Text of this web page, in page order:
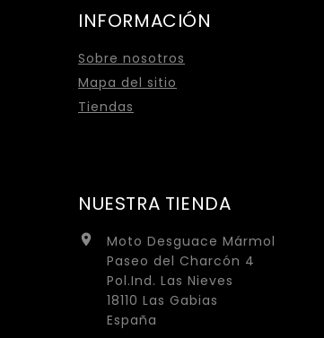
INFORMACIÓN
Sobre nosotros
Mapa del sitio
Tiendas
NUESTRA TIENDA

Moto Desguace Mármol
Paseo del Charcón 4
Pol.Ind. Las Nieves
18110 Las Gabias
España